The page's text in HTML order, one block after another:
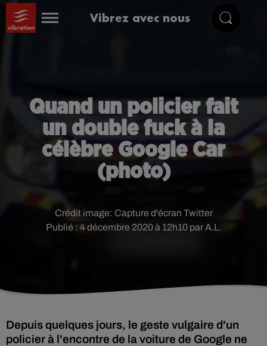
Vibrez avec nous
Quand un policier fait
un double fuck à la
célèbre Google Car
(photo)
Publié : 4 décembre 2020 à 12h10 par A.L.
Crédit image: Capture d'écran Twitter
Depuis quelques jours, le geste vulgaire d'un
policier à l'encontre de la voiture de Google ne